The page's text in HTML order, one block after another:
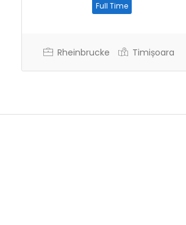
Full Time
Rheinbrucke Timișoara